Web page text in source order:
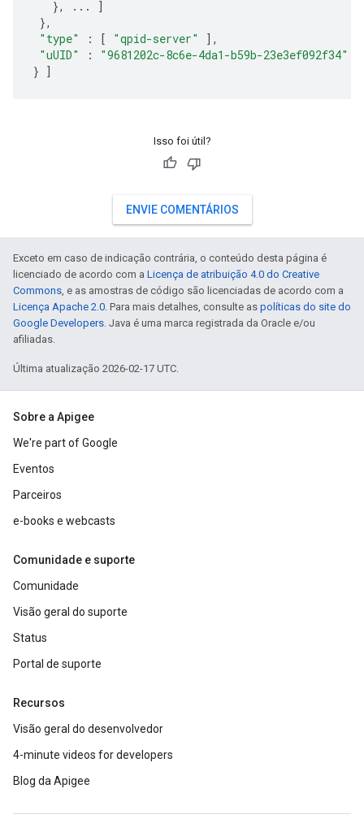
},
...
]
},
"type"
: [ "qpid-server"
],
"uUID"
:
"9681202c-8c6e-4da1-b59b-23e3ef092f34"
} ]
Isso foi útil?
ENVIE COMENTÁRIOS
Exceto em caso de indicação contrária, o conteúdo desta página é
licenciado de acordo com a Licença de atribuição 4.0 do Creative
Commons, e as amostras de código são licenciadas de acordo com a
Licença Apache 2.0. Para mais detalhes, consulte as políticas do site do
Google Developers. Java é uma marca registrada da Oracle e/ou
afiliadas.
Última atualização 2026-02-17 UTC.
Sobre a Apigee
We're part of Google
Eventos
Parceiros
e-books e webcasts
Comunidade e suporte
Comunidade
Visão geral do suporte
Status
Portal de suporte
Recursos
Visão geral do desenvolvedor
4-minute videos for developers
Blog da Apigee